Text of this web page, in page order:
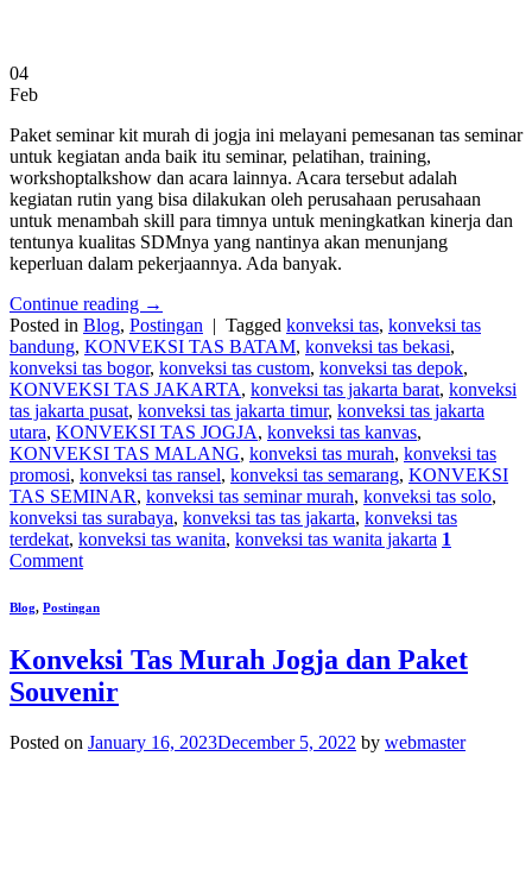
04
Feb
Paket seminar kit murah di jogja ini melayani pemesanan tas seminar
untuk kegiatan anda baik itu seminar, pelatihan, training,
workshoptalkshow dan acara lainnya. Acara tersebut adalah
kegiatan rutin yang bisa dilakukan oleh perusahaan perusahaan
untuk menambah skill para timnya untuk meningkatkan kinerja dan
tentunya kualitas SDMnya yang nantinya akan menunjang
keperluan dalam pekerjaannya. Ada banyak.
Continue reading →
Posted in Blog, Postingan | Tagged konveksi tas, konveksi tas
bandung, KONVEKSI TAS BATAM, konveksi tas bekasi,
konveksi tas bogor, konveksi tas custom, konveksi tas depok,
KONVEKSI TAS JAKARTA, konveksi tas jakarta barat, konveksi
tas jakarta pusat, konveksi tas jakarta timur, konveksi tas jakarta
utara, KONVEKSI TAS JOGJA, konveksi tas kanvas,
KONVEKSI TAS MALANG, konveksi tas murah, konveksi tas
promosi, konveksi tas ransel, konveksi tas semarang, KONVEKSI
TAS SEMINAR, konveksi tas seminar murah, konveksi tas solo,
konveksi tas surabaya, konveksi tas tas jakarta, konveksi tas
terdekat, konveksi tas wanita, konveksi tas wanita jakarta 1
Comment
Blog, Postingan
Konveksi Tas Murah Jogja dan Paket
Souvenir
Posted on January 16, 2023December 5, 2022 by webmaster